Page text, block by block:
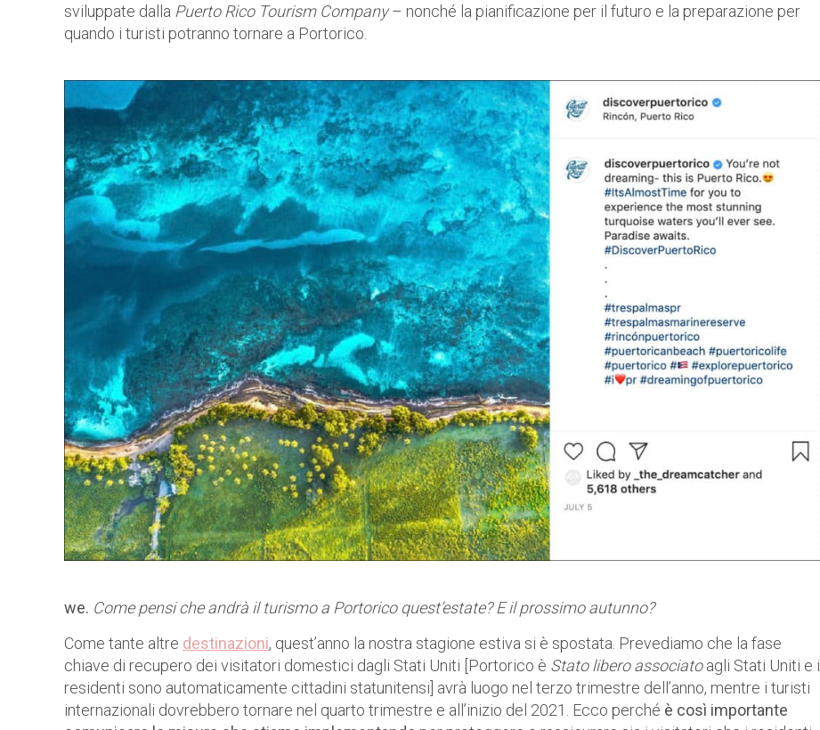
sviluppate dalla Puerto Rico Tourism Company– nonché la pianificazione per il futuro e la preparazione per
quando i turisti potranno tornare a Portorico.
we. Come pensi che andrà il turismo a Portorico quest’estate? E il prossimo autunno?
Come tante altre destinazioni, quest’anno la nostra stagione estiva si è spostata. Prevediamo che la fase
chiave di recupero dei visitatori domestici dagli Stati Uniti [Portorico è Stato libero associatoagli Stati Uniti e i
residenti sono automaticamente cittadini statunitensi] avrà luogo nel terzo trimestre dell’anno, mentre i turisti
internazionali dovrebbero tornare nel quarto trimestre e all’inizio del 2021. Ecco perché è così importante